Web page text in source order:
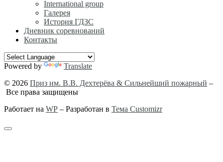
International group
Галерея
История ГДЗС
Дневник соревнований
Контакты
Powered by
Translate
© 2026 Приз им. В.В. Дехтерёва & Сильнейший пожарный –
Все права защищены
Работает на WP – Разработан в Тема Customizr